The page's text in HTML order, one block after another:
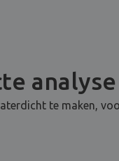
analyse
te maken,